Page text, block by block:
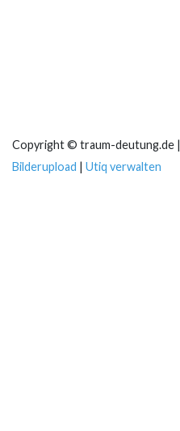
Copyright © traum-deutung.de |
Bilderupload | Utiq verwalten